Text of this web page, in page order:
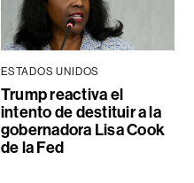
ESTADOS UNIDOS
Trump reactiva el
intento de destituir a la
gobernadora Lisa Cook
de la Fed